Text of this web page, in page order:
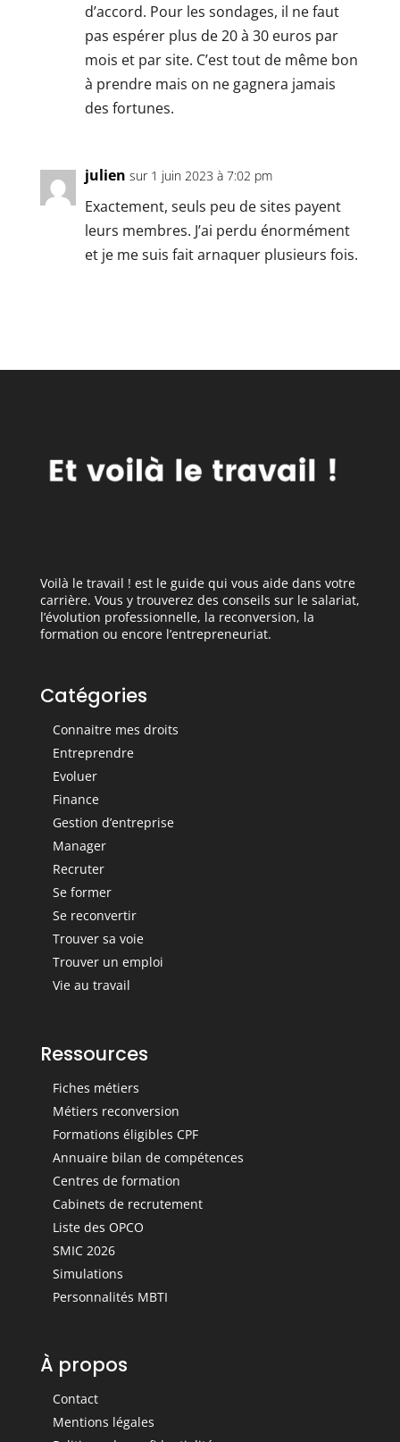
d’accord. Pour les sondages, il ne faut
pas espérer plus de 20 à 30 euros par
mois et par site. C’est tout de même bon
à prendre mais on ne gagnera jamais
des fortunes.
julien sur 1 juin 2023 à 7:02 pm
Exactement, seuls peu de sites payent
leurs membres. J’ai perdu énormément
et je me suis fait arnaquer plusieurs fois.
Voilà le travail ! est le guide qui vous aide dans votre
carrière. Vous y trouverez des conseils sur le salariat,
l’évolution professionnelle, la reconversion, la
formation ou encore l’entrepreneuriat.
Catégories
Connaitre mes droits
Entreprendre
Evoluer
Finance
Gestion d’entreprise
Manager
Recruter
Se former
Se reconvertir
Trouver sa voie
Trouver un emploi
Vie au travail
Ressources
Fiches métiers
Métiers reconversion
Formations éligibles CPF
Annuaire bilan de compétences
Centres de formation
Cabinets de recrutement
Liste des OPCO
SMIC 2026
Simulations
Personnalités MBTI
À propos
Contact
Mentions légales